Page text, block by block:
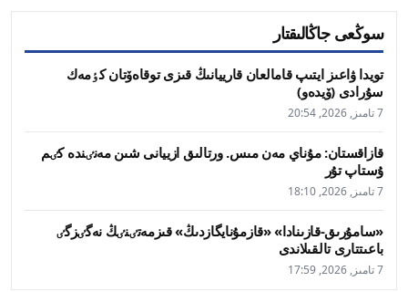
سوڭعى جاڭالىقتار
تويدا ۋاعىز ايتىپ قامالعان قارييانىڭ قىزى توقاەۆتان كٶمەك
سۇرادى (ۆيدەو)
7 تامىز, 2026, 20:54
قازاقستان: مۇناي مەن مىس. ورتالىق ازييانى شىن مەنٸندە كٸم
ۇستاپ تۇر
7 تامىز, 2026, 18:10
«سامۇرىق-قازىنادا» «قازمۇنايگازدىڭ» قىزمەتٸنٸڭ نەگٸزگٸ
باعىتتارى تالقىلاندى
7 تامىز, 2026, 17:59